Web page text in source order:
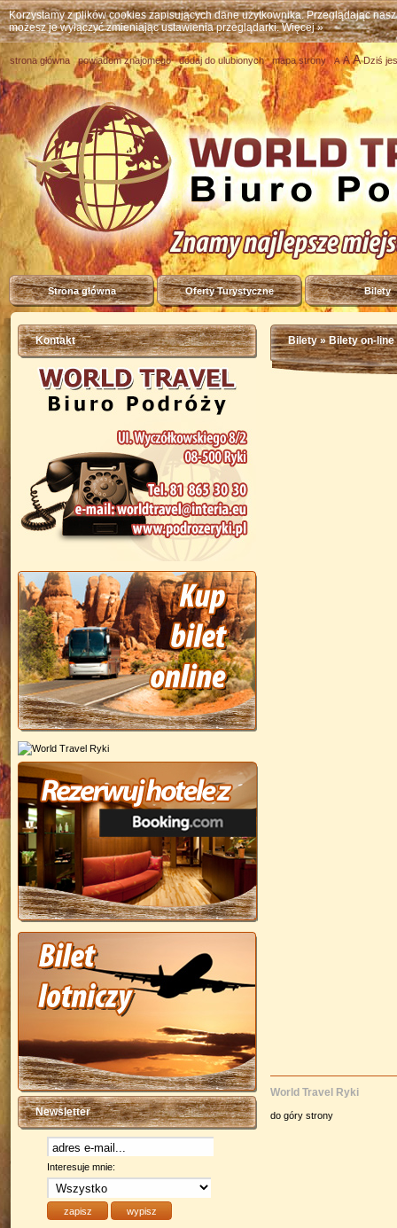
Korzystamy z plików cookies zapisujących dane użytkownika. Przeglądając
możesz je wyłączyć zmieniając ustawienia przeglądarki.Więcej »
strona główna powiadom znajomego dodaj do ulubionych mapa strony A A ADziś
Strona główna Oferty Turystyczne Bilety
Kontakt
Newsletter
Interesuje mnie:
Bilety» Bilety on-line
World Travel Ryki
do góry strony